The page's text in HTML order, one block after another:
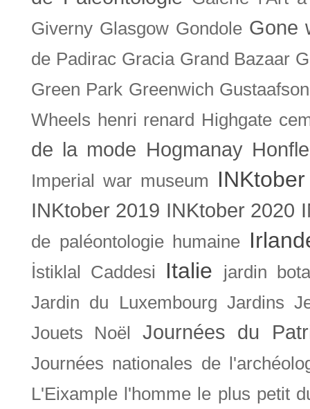
Giverny Glasgow Gondole Gone
de Padirac Gracia Grand Bazaar
Green Park Greenwich Gustaafson
Wheels henri renard Highgate
de la mode Hogmanay
Imperial war museum INKtober
INKtober 2019 INKtober 2020
de paléontologie humaine
İstiklal Caddesi Italie
jardin
Jardin du Luxembourg Jardins
Jouets Noël
Journées du
Journées nationales de
L'Eixample l'homme le plus petit